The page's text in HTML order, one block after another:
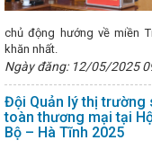
“Đánh thức vẻ đẹp
và trưởng thành của
động quý I, triển khai
TỔ CHỨC LỄ HỘI CAM
nghiệp Hà Tĩnh tăng
NGÀNH CÔNG
để cải cách tiền
chủ động hướng về miền
khăn nhất.
Ngày đăng: 12/05/2025
Đội Quản lý thị trường
toàn thương mại tại
Bộ – Hà Tĩnh 2025